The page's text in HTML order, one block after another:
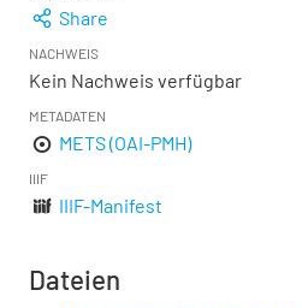
Share
NACHWEIS
Kein Nachweis verfügbar
METADATEN
METS (OAI-PMH)
IIIF
IIIF-Manifest
Dateien